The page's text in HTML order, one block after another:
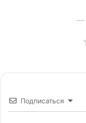
Подписаться